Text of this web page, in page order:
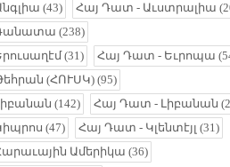
(43) Հայ Դատ - Աւստրալիա
(238)
(31) Հայ Դատ - Եւրոպա
(ՀՈՒՍԿ) (95)
(142) Հայ Դատ - Լիբանան
(47) Հայ Դատ - Կլենտէյլ (31)
Ամերիկա (36)